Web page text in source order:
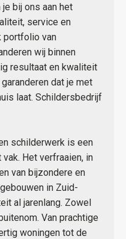
bij ons aan het
service en
portfolio van
wij binnen
resultaat en kwaliteit
dat je met
laat. Schildersbedrijf
schilderwerk is een
vak. Het verfraaien, in
van bijzondere en
in Zuid-
al jarenlang. Zowel
Van prachtige
woningen tot de